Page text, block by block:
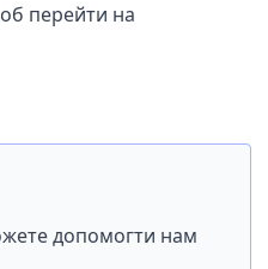
перейти на
допомогти нам